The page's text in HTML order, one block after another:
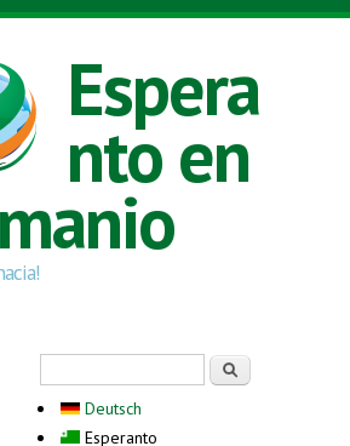
Espera
nto en
Deutsch
Esperanto